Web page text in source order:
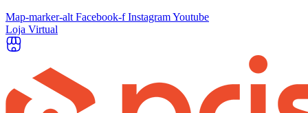
Map-marker-alt Facebook-f InstagramYoutube
Loja Virtual